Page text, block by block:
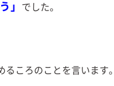
」 でした。
ころのことを言います。